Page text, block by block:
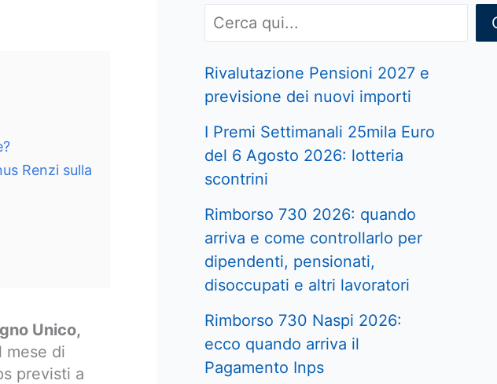
Renzi sulla
Unico,
mese di
previsti a
Rivalutazione Pensioni 2027 e
previsione dei nuovi importi
I Premi Settimanali 25mila Euro
del 6 Agosto 2026: lotteria
scontrini
Rimborso 730 2026: quando
arriva e come controllarlo per
dipendenti, pensionati,
disoccupati e altri lavoratori
Rimborso 730 Naspi 2026:
ecco quando arriva il
Pagamento Inps